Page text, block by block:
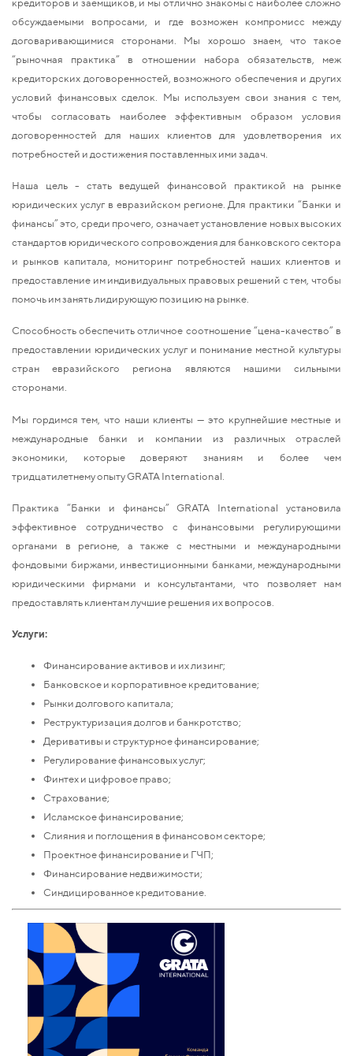
обсуждаемыми вопросами, и где возможен компромисс между
договаривающимися сторонами. Мы хорошо знаем, что такое
“рыночная практика” в отношении набора обязательств, меж
кредиторских договоренностей, возможного обеспечения и других
условий финансовых сделок. Мы используем свои знания с тем,
чтобы согласовать наиболее эффективным образом условия
договоренностей для наших клиентов для удовлетворения их
потребностей и достижения поставленных ими задач.
Наша цель - стать ведущей финансовой практикой на рынке
юридических услуг в евразийском регионе. Для практики “Банки и
финансы” это, среди прочего, означает установление новых высоких
стандартов юридического сопровождения для банковского сектора
и рынков капитала, мониторинг потребностей наших клиентов и
предоставление им индивидуальных правовых решений с тем, чтобы
помочь им занять лидирующую позицию на рынке.
Способность обеспечить отличное соотношение “цена-качество” в
предоставлении юридических услуг и понимание местной культуры
стран евразийского региона являются нашими сильными
сторонами.
Мы гордимся тем, что наши клиенты — это крупнейшие местные и
международные банки и компании из различных отраслей
экономики, которые доверяют знаниям и более чем
тридцатилетнему опыту GRATA International.
Практика “Банки и финансы” GRATA International установила
эффективное сотрудничество с финансовыми регулирующими
органами в регионе, а также с местными и международными
фондовыми биржами, инвестиционными банками, международными
юридическими фирмами и консультантами, что позволяет нам
предоставлять клиентам лучшие решения их вопросов.
Услуги:
Финансирование активов и их лизинг;
Банковское и корпоративное кредитование;
Рынки долгового капитала;
Реструктуризация долгов и банкротство;
Деривативы и структурное финансирование;
Регулирование финансовых услуг;
Финтех и цифровое право;
Страхование;
Исламское финансирование;
Слияния и поглощения в финансовом секторе;
Проектное финансирование и ГЧП;
Финансирование недвижимости;
Синдицированное кредитование.